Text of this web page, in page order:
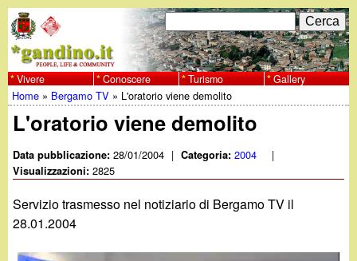
al
contenuto
principale
w
w
w
.
g
F
o
r
m
d
i
C
e
r
c
a
Vivere Conoscere Turismo Gallery
Tu
sei
qui
Home » Bergamo TV » L'oratorio viene demolito
L'oratorio viene demolito
Data pubblicazione:28/01/2004 | Categoria:2004 |
Visualizzazioni:2825
Servizio trasmesso nel notiziario di Bergamo TV il
28.01.2004